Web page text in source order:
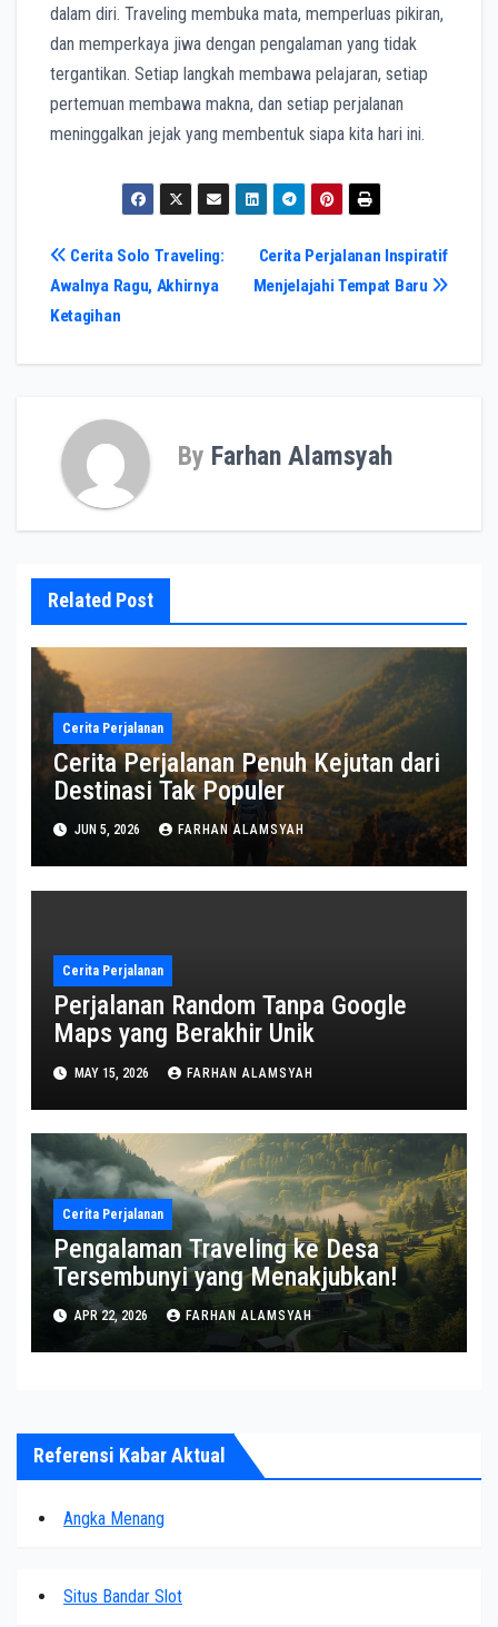
dalam diri. Traveling membuka mata, memperluas pikiran,
dan memperkaya jiwa dengan pengalaman yang tidak
tergantikan. Setiap langkah membawa pelajaran, setiap
pertemuan membawa makna, dan setiap perjalanan
meninggalkan jejak yang membentuk siapa kita hari ini.
Post
navigation
Cerita Perjalanan Inspiratif
Menjelajahi Tempat Baru
Cerita Solo Traveling:
Awalnya Ragu, Akhirnya
Ketagihan
By Farhan Alamsyah
Related Post
Cerita Perjalanan
Cerita Perjalanan Penuh Kejutan dari
Destinasi Tak Populer
JUN 5, 2026 FARHAN ALAMSYAH
Cerita Perjalanan
Perjalanan Random Tanpa Google
Maps yang Berakhir Unik
MAY 15, 2026 FARHAN ALAMSYAH
Cerita Perjalanan
Pengalaman Traveling ke Desa
Tersembunyi yang Menakjubkan!
APR 22, 2026 FARHAN ALAMSYAH
Referensi Kabar Aktual
Angka Menang
Situs Bandar Slot